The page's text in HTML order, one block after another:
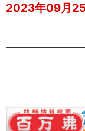
2023年09月25